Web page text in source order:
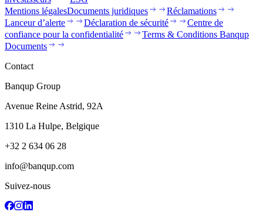
Mentions légalesDocuments juridiques
Réclamations
Lanceur d’alerte
Déclaration de sécurité
Centre de
confiance pour la confidentialité
Terms & Conditions Banqup
Documents
Contact
Banqup Group
Avenue Reine Astrid, 92A
1310 La Hulpe, Belgique
+32 2 634 06 28
info@banqup.com
Suivez-nous